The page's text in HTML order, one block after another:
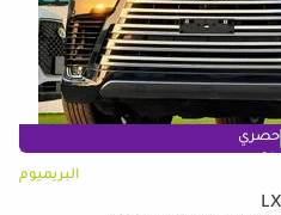
حصري
البريميوم